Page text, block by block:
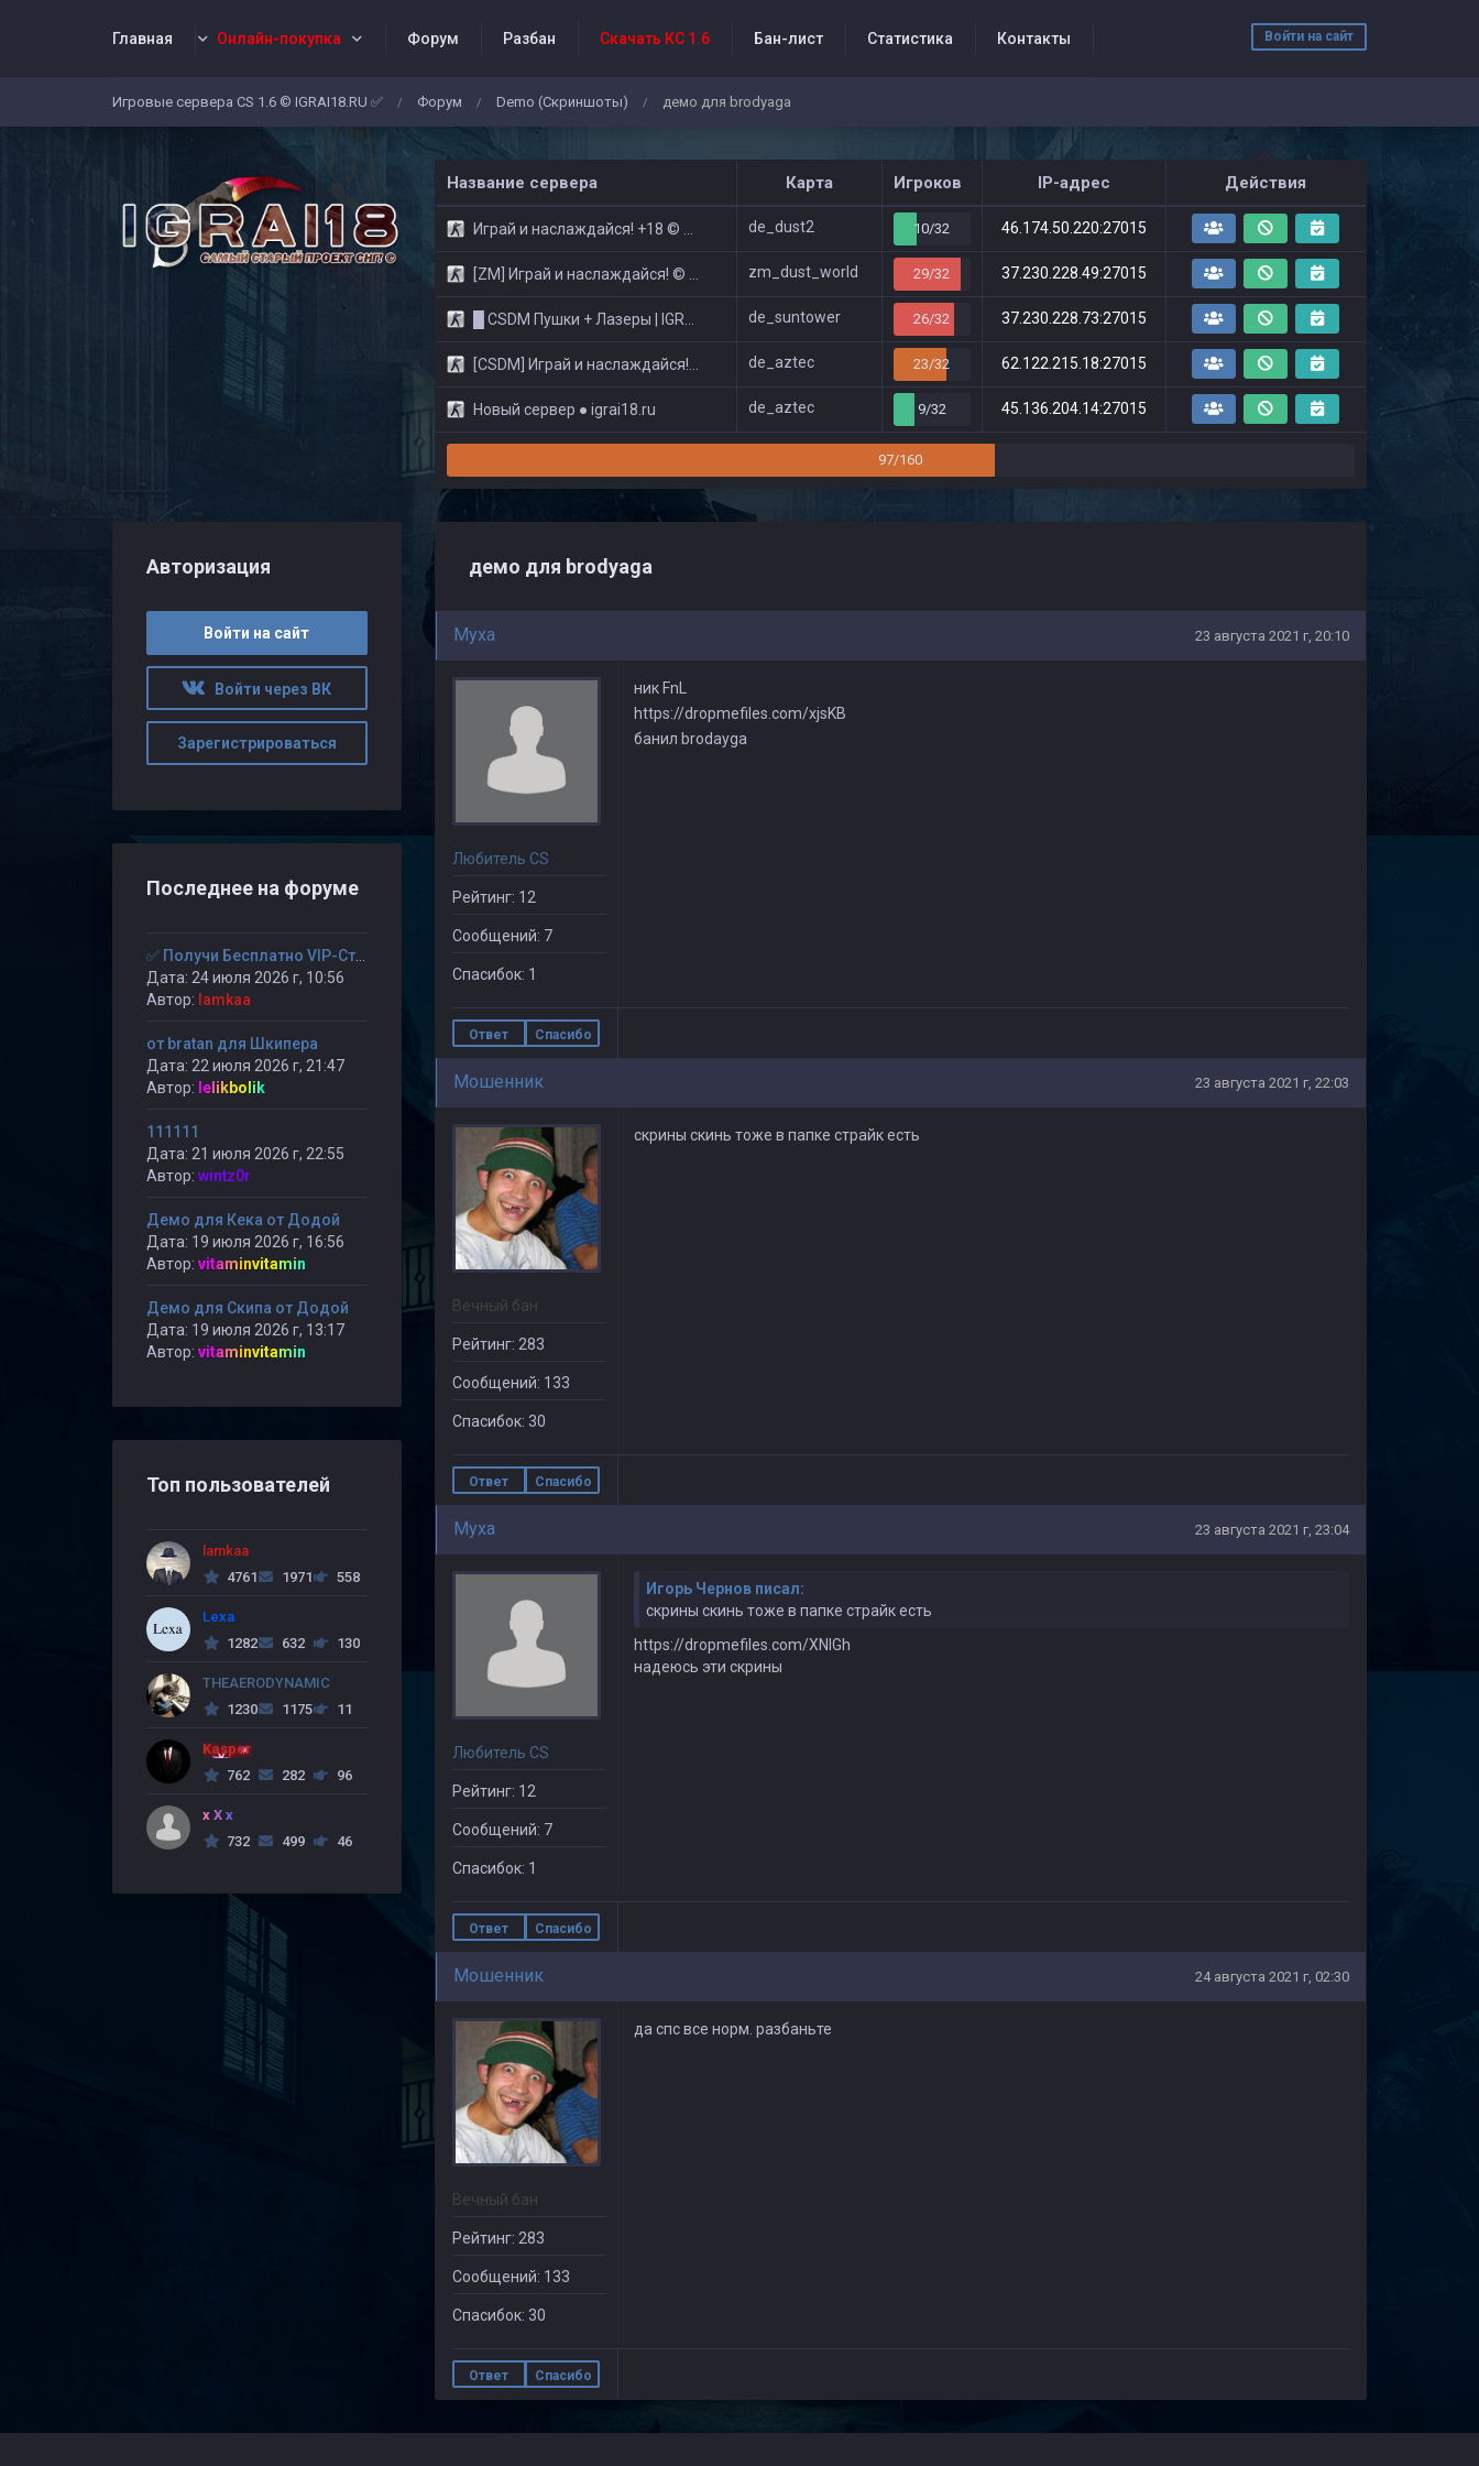
Войти на сайт
Главная Онлайн-покупка Форум Разбан Скачать КС 1.6 Бан-лист Статистика Контакты
События проекта
Игровые сервера CS 1.6 © IGRAI18.RU ✅ / Форум / Demo (Скриншоты) / демо для brodyaga
Название сервера Карта Игроков IP-адрес Действия
Играй и наслаждайся! +18 © Public de_dust2 10/32 46.174.50.220:27015
[ZM] Играй и наслаждайся! © Zombie Show zm_dust_world 29/32 37.230.228.49:27015
█ CSDM Пушки + Лазеры | IGRAI18.RU ツ █ de_suntower 26/32 37.230.228.73:27015
[CSDM] Играй и наслаждайся! © Classic de_aztec 23/32 62.122.215.18:27015
Новый сервер ● igrai18.ru de_aztec 9/32 45.136.204.14:27015
97/160
демо для brodyaga
Myxa 23 августа 2021 г, 20:10
Любитель CS
Рейтинг: 12
Сообщений: 7
Спасибок: 1
ник FnL
https://dropmefiles.com/xjsKB
банил brodayga
Ответ Спасибо
Мошенник 23 августа 2021 г, 22:03
Вечный бан
Рейтинг: 283
Сообщений: 133
Спасибок: 30
скрины скинь тоже в папке страйк есть
Ответ Спасибо
Myxa 23 августа 2021 г, 23:04
Любитель CS
Рейтинг: 12
Сообщений: 7
Спасибок: 1
Игорь Чернов писал:
скрины скинь тоже в папке страйк есть
https://dropmefiles.com/XNIGh
надеюсь эти скрины
Ответ Спасибо
Мошенник 24 августа 2021 г, 02:30
Вечный бан
Рейтинг: 283
Сообщений: 133
Спасибок: 30
да спс все норм. разбаньте
Ответ Спасибо
Авторизация
Войти на сайт
Войти через ВК
Зарегистрироваться
Последнее на форуме
Дата: 24 июля 2026 г, 10:56
Автор: lamkaa
от bratan для Шкипера
Дата: 22 июля 2026 г, 21:47
Автор: lelikbolik
111111
Дата: 21 июля 2026 г, 22:55
Автор: wintz0r
Демо для Кека от Додой
Дата: 19 июля 2026 г, 16:56
Автор: vitaminvitamin
Демо для Скипа от Додой
Дата: 19 июля 2026 г, 13:17
Автор: vitaminvitamin
Топ пользователей
lamkaa
4761
1971 558
Lexa
1282
632 130
THEAERODYNAMIC
1230
1175 11
Kasper
762
282 96
x X x
732
499 46